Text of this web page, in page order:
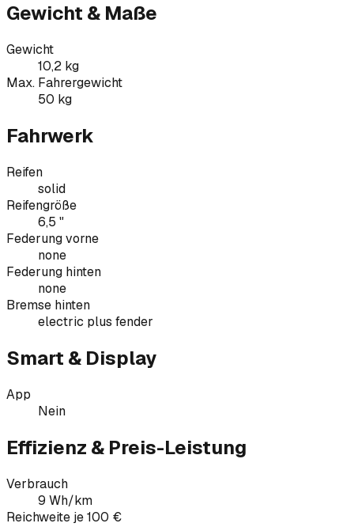
Gewicht & Maße
Gewicht
10,2 kg
Max. Fahrergewicht
50 kg
Fahrwerk
Reifen
solid
Reifengröße
6,5 "
Federung vorne
none
Federung hinten
none
Bremse hinten
electric plus fender
Smart & Display
App
Nein
Effizienz & Preis-Leistung
Verbrauch
9 Wh/km
Reichweite je 100 €